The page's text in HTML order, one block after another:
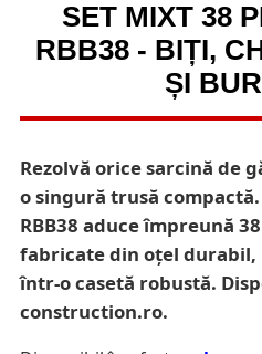
SET MIXT 38
RBB38 - BIȚI,
ȘI
Rezolvă orice sarcină de
o singură trusă compactă.
RBB38 aduce împreună
fabricate din oțel
într-o casetă robustă.
construction.ro.